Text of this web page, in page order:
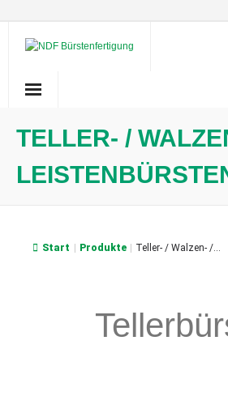
TELLER- /
Start Produkte Teller- / Walzen- /...